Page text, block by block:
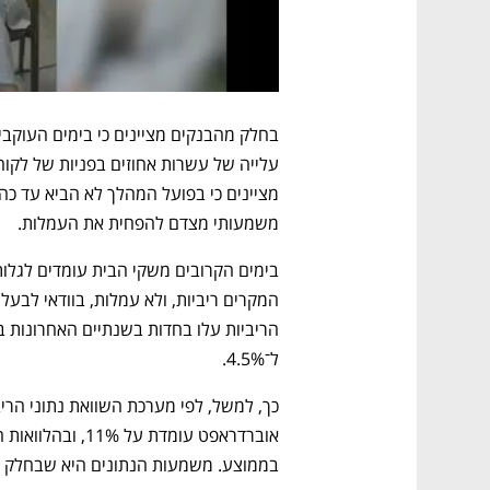
משמעותי מצדם להפחית את העמלות.
ל־4.5%.
בממוצע. משמעות הנתונים היא שבחלק